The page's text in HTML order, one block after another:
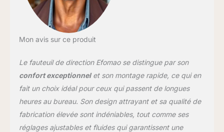
sensation moelleuse et
Accoudoirs rembourrés
et maintien latéral : les
accoudoirs capitonnés
apportent un appui
confortable aux avant-
bras, tandis que le
dossier à forme
Mon avis sur ce produit
Le fauteuil de direction Efomao se distingue par son
confort exceptionnelet son montage rapide, ce qui en
fait un choix idéal pour ceux qui passent de longues
heures au bureau. Son design attrayant et sa qualité de
fabrication élevée sont indéniables, tout comme ses
réglages ajustables et fluides qui garantissent une